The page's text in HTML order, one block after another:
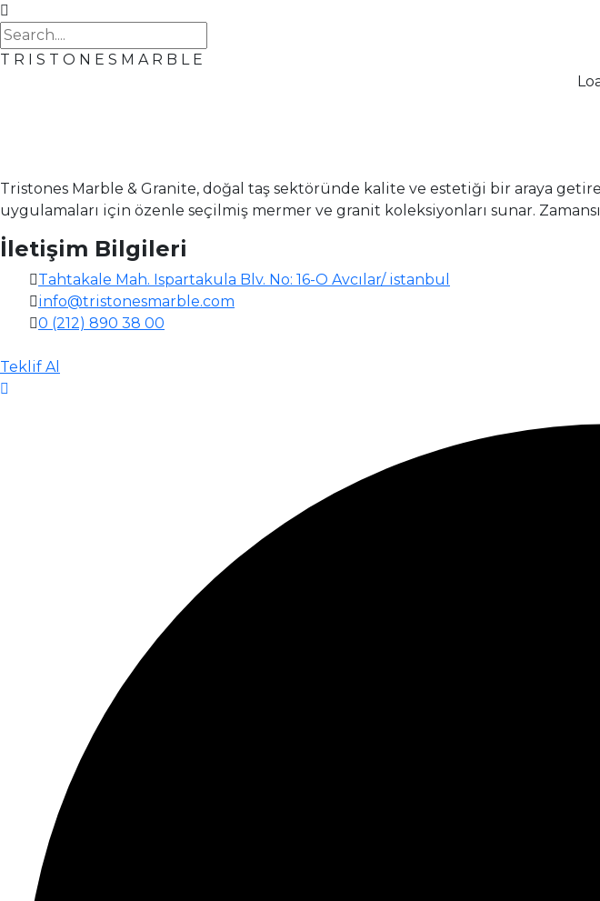
T R I S T O N E S M A R B L E
Tristones Marble & Granite, doğal taş sektöründe kalite ve estetiği bir araya
uygulamaları için özenle seçilmiş mermer ve granit koleksiyonları sunar.
İletişim Bilgileri
Tahtakale Mah. Ispartakula Blv. No: 16-O Avcılar/ istanbul
info@tristonesmarble.com
0 (212) 890 38 00
Teklif Al